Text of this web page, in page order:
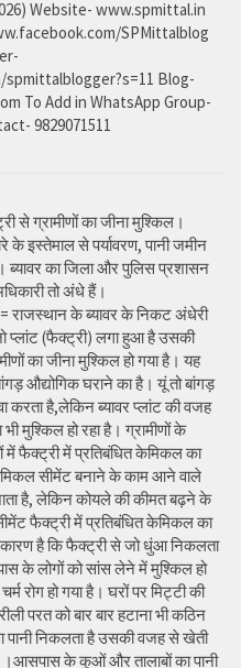
Website- www.spmittal.in
SPMittalblog
Blog-
To Add in WhatsApp Group-
9829071511
से ग्रामीणों का जीना मुश्किल।
इस्तेमाल से पर्यावरण, पानी जमीन
ब्यावर का जिला और पुलिस प्रशासन
तो अंधे हैं।
राजस्थान के ब्यावर के निकट अंधेरी
प्लांट (फैक्ट्री) लगा हुआ है उसकी
का जीना मुश्किल हो गया है। यह
औद्योगिक घराने का है। यूं तो बांगड़
करता है,लेकिन ब्यावर प्लांट की वजह
मुश्किल हो रहा है। ग्रामीणों के
फैक्ट्री में प्रतिबंधित केमिकल का
सीमेंट बनाने के काम आने वाले
है, लेकिन कोयले की कीमत बढ़ने के
फैक्ट्री में प्रतिबंधित केमिकल का
कारण है कि फैक्ट्री से जो धुंआ निकलता
के लोगों को सांस लेने में मुश्किल हो
रोग हो गया है। घरों पर मिट्टी की
परत को बार बार हटाना भी कठिन
पानी निकलता है उसकी वजह से खेती
।आसपास के कुओं और तालाबों का पानी